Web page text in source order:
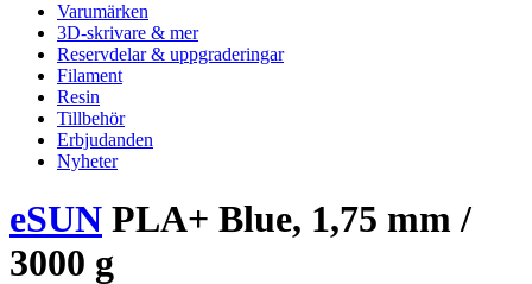
Varumärken
3D-skrivare & mer
Reservdelar & uppgraderingar
Filament
Resin
Tillbehör
Erbjudanden
Nyheter
eSUN PLA+ Blue, 1,75 mm /
3000 g